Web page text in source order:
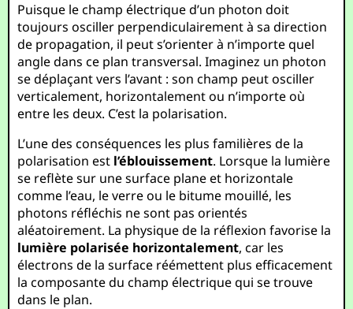
Puisque le champ électrique d’un photon doit
toujours osciller perpendiculairement à sa direction
de propagation, il peut s’orienter à n’importe quel
angle dans ce plan transversal. Imaginez un photon
se déplaçant vers l’avant : son champ peut osciller
verticalement, horizontalement ou n’importe où
entre les deux. C’est la polarisation.
L’une des conséquences les plus familières de la
polarisation est l’éblouissement. Lorsque la lumière
se reflète sur une surface plane et horizontale
comme l’eau, le verre ou le bitume mouillé, les
photons réfléchis ne sont pas orientés
aléatoirement. La physique de la réflexion favorise la
lumière polarisée horizontalement, car les
électrons de la surface réémettent plus efficacement
la composante du champ électrique qui se trouve
dans le plan.